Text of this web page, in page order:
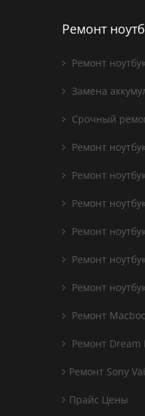
Ремонт
Ремонт
Замена
Срочный
Ремонт
Ремонт
Ремонт
Ремонт
Ремонт
Ремонт
Ремонт
Ремонт Dream
Ремонт Sony
Прайс Цены